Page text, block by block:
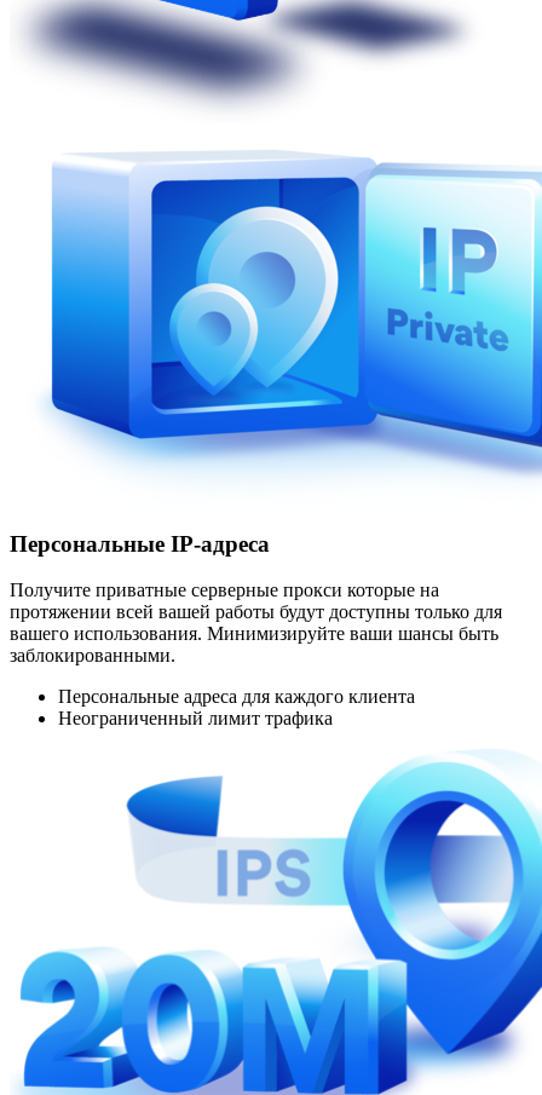
Персональные IP-адреса
Получите приватные серверные прокси которые на
протяжении всей вашей работы будут доступны только для
вашего использования. Минимизируйте ваши шансы быть
заблокированными.
Персональные адреса для каждого клиента
Неограниченный лимит трафика